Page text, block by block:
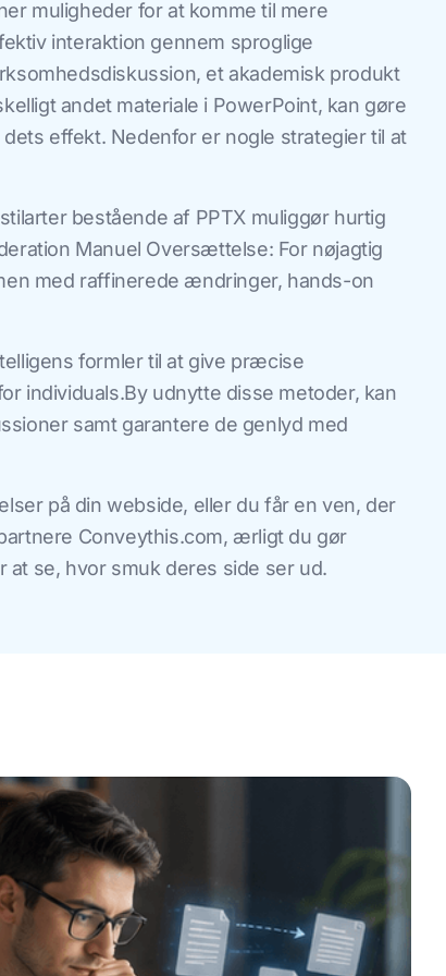
muligheder for at komme til mere
interaktion gennem sproglige
et akademisk produkt
andet materiale i PowerPoint, kan gøre
effekt. Nedenfor er nogle strategier til at
bestående af PPTX muliggør hurtig
Manuel Oversættelse: For nøjagtig
med raffinerede ændringer, hands-on
formler til at give præcise
individuals.By udnytte disse metoder, kan
samt garantere de genlyd med
på din webside, eller du får en ven, der
Conveythis.com, ærligt du gør
at se, hvor smuk deres side ser ud.